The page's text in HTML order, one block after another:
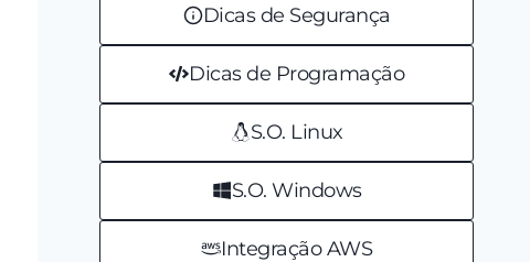
Dicas de Segurança
Dicas de Programação
S.O. Linux
S.O. Windows
Integração AWS